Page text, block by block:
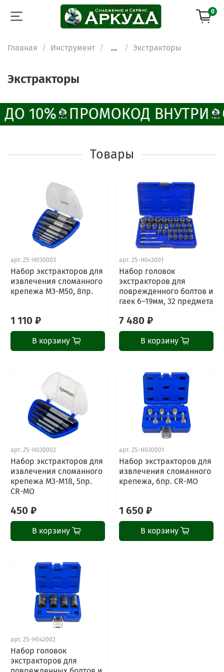
0
Главная Инструмент ... Экстракторы
Экстракторы
10% ПРОМОКОД ВНУТРИ
Товары
арт. ZS-H030003
Набор экстракторов для
извлечения сломанного
крепежа М3-М50, 8пр.
1 110 ₽
В корзину
арт. ZS-H043001
Набор головок
экстракторов для
поврежденного болтов и
гаек 6–19мм, 32 предмета
7 480 ₽
В корзину
арт. ZS-H030002
Набор экстракторов для
извлечения сломанного
крепежа М3-М18, 5пр.
CR-MO
450 ₽
В корзину
арт. ZS-H030001
Набор экстракторов для
извлечения сломанного
крепежа, 6пр. CR-MO
1 650 ₽
В корзину
арт. ZS-H042002
Набор головок
экстракторов для
ChatApp
online
Наши мессенджеры
Свяжитесь с нами через любой удобный
мессенджер!